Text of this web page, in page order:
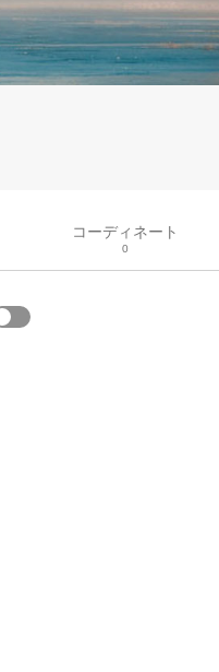
コーディネート
0